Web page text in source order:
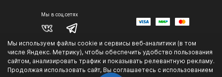
Мы используем файлы cookie и сервисы веб‑аналитики (в том
числе Яндекс. Метрику), чтобы обеспечить удобство пользования
сайтом, анализировать трафик и показывать релевантную рекламу.
Продолжая использовать сайт, Вы соглашаетесь с использованием
Мы в соц.сетях
Политика конфиденциальности © 2014 — 2026 г.
.